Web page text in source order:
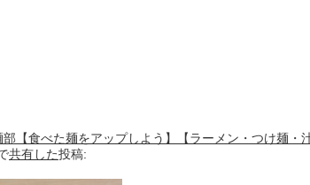
部【食べた麺をアップしよう】【ラーメン・つけ麺・
共有した投稿: